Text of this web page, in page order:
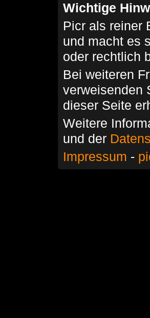
Wichtige
Picr als reiner
und macht es
oder rechtlich
Bei weiteren
verweisenden
dieser Seite
Weitere
und der
Impressum -